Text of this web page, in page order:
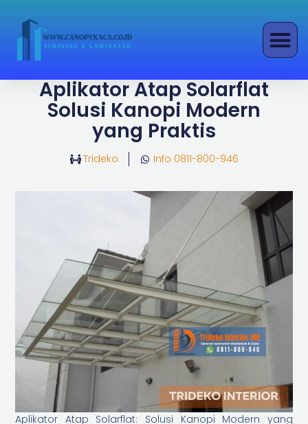
konten
Aplikator Atap Solarflat
Solusi Kanopi Modern
yang Praktis
Trideko Info 0811-800-946
Aplikator Atap Solarflat: Solusi Kanopi Modern yang